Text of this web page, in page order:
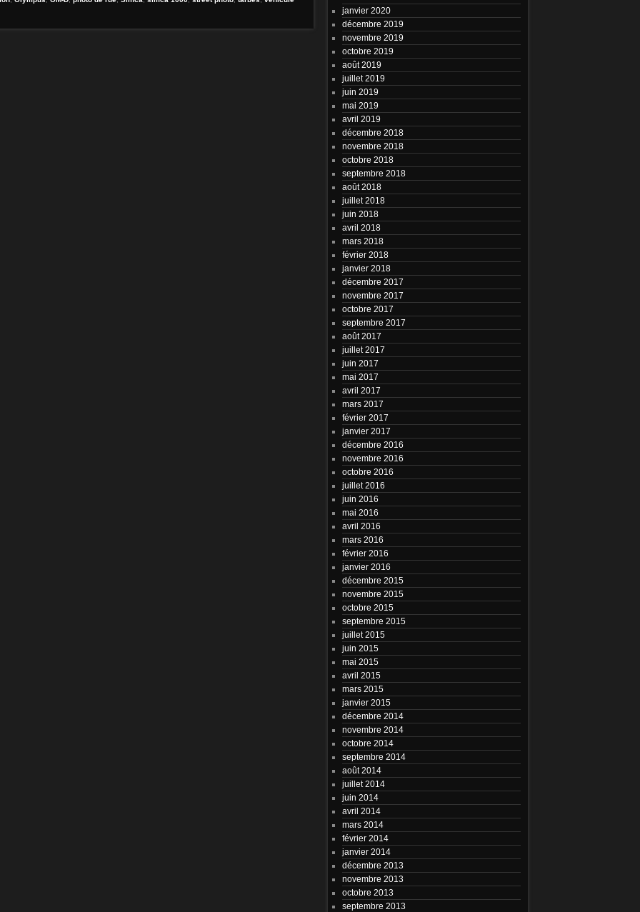
janvier 2020
décembre 2019
novembre 2019
octobre 2019
août 2019
juillet 2019
juin 2019
mai 2019
avril 2019
décembre 2018
novembre 2018
octobre 2018
septembre 2018
août 2018
juillet 2018
juin 2018
avril 2018
mars 2018
février 2018
janvier 2018
décembre 2017
novembre 2017
octobre 2017
septembre 2017
août 2017
juillet 2017
juin 2017
mai 2017
avril 2017
mars 2017
février 2017
janvier 2017
décembre 2016
novembre 2016
octobre 2016
juillet 2016
juin 2016
mai 2016
avril 2016
mars 2016
février 2016
janvier 2016
décembre 2015
novembre 2015
octobre 2015
septembre 2015
juillet 2015
juin 2015
mai 2015
avril 2015
mars 2015
janvier 2015
décembre 2014
novembre 2014
octobre 2014
septembre 2014
août 2014
juillet 2014
juin 2014
avril 2014
mars 2014
février 2014
janvier 2014
décembre 2013
novembre 2013
octobre 2013
septembre 2013